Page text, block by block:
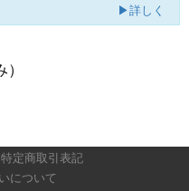
▶詳しく
特定商取引表記
について